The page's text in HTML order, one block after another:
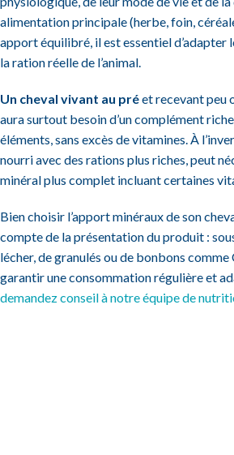
alimentation principale (herbe, foin,
apport équilibré, il est essentiel d’adapter
la ration réelle de l’animal.
Un cheval vivant au préet recevant peu
aura surtout besoin d’un complément
éléments, sans excès de vitamines. À
nourri avec des rations plus riches, peut
minéral plus complet incluant certaines
Bien choisir l’apport minéraux de son
compte de la présentation du produit :
lécher, de granulés ou de bonbons
garantir une consommation régulière et
demandez conseil à notre équipe de